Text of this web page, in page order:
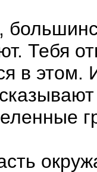
Тебя
в этом.